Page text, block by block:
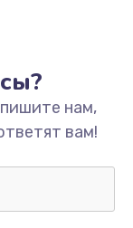
нам,
вам!